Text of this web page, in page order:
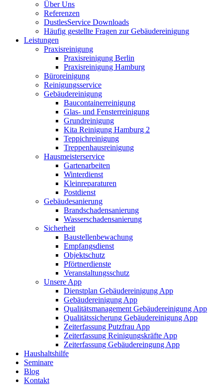
Über Uns
Referenzen
DustlesService Downloads
Häufig gestellte Fragen zur Gebäudereinigung
Leistungen
Praxisreinigung
Praxisreinigung Berlin
Praxisreinigung Hamburg
Büroreinigung
Reinigungsservice
Gebäudereinigung
Baucontainerreinigung
Glas- und Fensterreinigung
Grundreinigung
Kita Reinigung Hamburg 2
Teppichreinigung
Treppenhausreinigung
Hausmeisterservice
Gartenarbeiten
Winterdienst
Kleinreparaturen
Postdienst
Gebäudesanierung
Brandschadensanierung
Wasserschadensanierung
Sicherheit
Baustellenbewachung
Empfangsdienst
Objektschutz
Pförtnerdienste
Veranstaltungsschutz
Unsere App
Dienstplan Gebäudereinigung App
Gebäudereinigung App
Qualitätsmanagement Gebäudereinigung App
Qualitätssicherung Gebäudereinigung App
Zeiterfassung Putzfrau App
Zeiterfassung Reinigungskräfte App
Zeiterfassung Gebäudereingung App
Haushaltshilfe
Seminare
Blog
Kontakt